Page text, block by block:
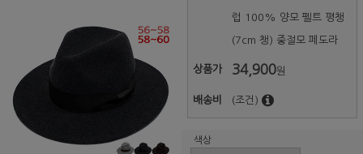
럽 100% 양모 펠트 평챙
(7cm 챙) 중절모 페도라
상품가 34,900원
배송비 (조건)
색상